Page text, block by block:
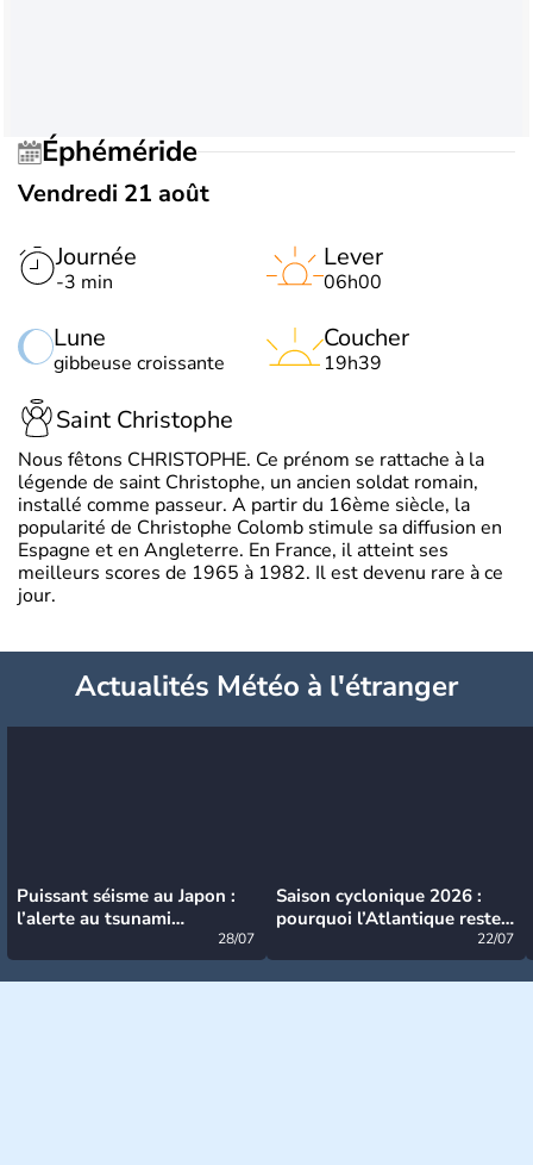
Éphéméride
Vendredi 21 août
Journée
-3 min
Lune
gibbeuse croissante
Lever
06h00
Coucher
19h39
Saint Christophe
Nous fêtons CHRISTOPHE. Ce prénom se rattache à la
légende de saint Christophe, un ancien soldat romain,
installé comme passeur. A partir du 16ème siècle, la
popularité de Christophe Colomb stimule sa diffusion en
Espagne et en Angleterre. En France, il atteint ses
meilleurs scores de 1965 à 1982. Il est devenu rare à ce
jour.
Actualités Météo à l'étranger
Puissant séisme au Japon :
l’alerte au tsunami
28/07
Saison cyclonique 2026 :
pourquoi l’Atlantique reste
22/07